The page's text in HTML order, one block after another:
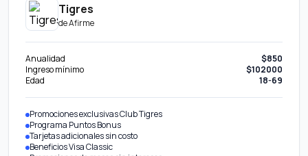
Tigres
deAfirme
Anualidad
$850
Ingreso mínimo
$102000
Edad
18-69
Promociones exclusivas Club Tigres
Programa Puntos Bonus
Tarjetas adicionales sin costo
Beneficios Visa Classic